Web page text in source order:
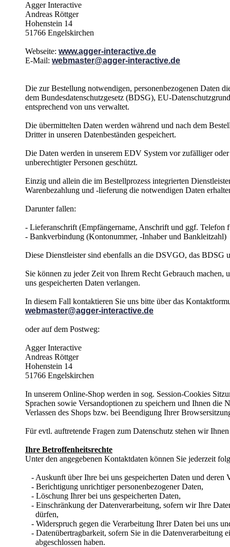
Agger Interactive
Andreas Röttger
Hohenstein 14
51766 Engelskirchen
Webseite: www.agger-interactive.de
E-Mail: webmaster@agger-interactive.de
Die zur Bestellung notwendigen, personenbezogenen Daten
dem Bundesdatenschutzgesetz (BDSG), EU-
entsprechend von uns verwaltet.
Die übermittelten Daten werden während und nach dem
Dritter in unseren Datenbeständen gespeichert.
Die Daten werden in unserem EDV System vor zufälliger
unberechtigter Personen geschützt.
Einzig und allein die im Bestellprozess integrierten
Warenbezahlung und -lieferung die notwendigen Daten
Darunter fallen:
- Lieferanschrift (Empfängername, Anschrift und ggf. Telefon
- Bankverbindung (Kontonummer, -Inhaber und Bankleitzahl)
Diese Dienstleister sind ebenfalls an die DSVGO, das BDSG
Sie können zu jeder Zeit von Ihrem Recht Gebrauch
uns gespeicherten Daten verlangen.
In diesem Fall kontaktieren Sie uns bitte über das
webmaster@agger-interactive.de
oder auf dem Postweg:
Agger Interactive
Andreas Röttger
Hohenstein 14
51766 Engelskirchen
In unserem Online-Shop werden in sog. Session-Cookies
Sprachen sowie Versandoptionen zu speichern und Ihnen
Verlassen des Shops bzw. bei Beendigung Ihrer
Für evtl. auftretende Fragen zum Datenschutz stehen wir
Ihre Betroffenheitsrechte
Unter den angegebenen Kontaktdaten können Sie jederzeit
- Auskunft über Ihre bei uns gespeicherten Daten und deren
- Berichtigung unrichtiger personenbezogener Daten,
- Löschung Ihrer bei uns gespeicherten Daten,
- Einschränkung der Datenverarbeitung, sofern wir Ihre
dürfen,
- Widerspruch gegen die Verarbeitung Ihrer Daten bei uns
- Datenübertragbarkeit, sofern Sie in die Datenverarbeitung
abgeschlossen haben.